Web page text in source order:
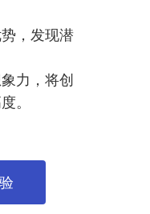
，发现潜
力，将创
。